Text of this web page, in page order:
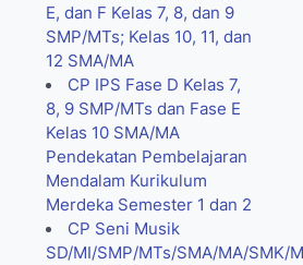
E, dan F Kelas 7, 8, dan 9
SMP/MTs; Kelas 10, 11, dan
12 SMA/MA
CP IPS Fase D Kelas 7,
8, 9 SMP/MTs dan Fase E
Kelas 10 SMA/MA
Pendekatan Pembelajaran
Mendalam Kurikulum
Merdeka Semester 1 dan 2
CP Seni Musik
SD/MI/SMP/MTs/SMA/MA/SMK/